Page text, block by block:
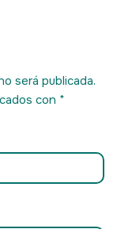
será publicada.
con *